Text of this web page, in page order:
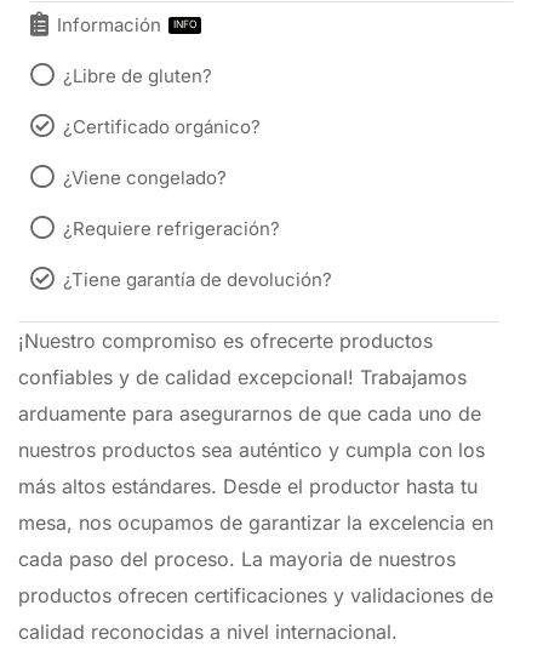
Información INFO
¿Libre de gluten?
¿Certificado orgánico?
¿Viene congelado?
¿Requiere refrigeración?
¿Tiene garantía de devolución?
¡Nuestro compromiso es ofrecerte productos
confiables y de calidad excepcional! Trabajamos
arduamente para asegurarnos de que cada uno de
nuestros productos sea auténtico y cumpla con los
más altos estándares. Desde el productor hasta tu
mesa, nos ocupamos de garantizar la excelencia en
cada paso del proceso. La mayoria de nuestros
productos ofrecen certificaciones y validaciones de
calidad reconocidas a nivel internacional.